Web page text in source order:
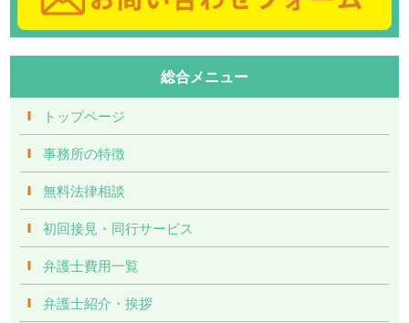
総合メニュー
トップページ
事務所の特徴
無料法律相談
初回接見・同行サービス
弁護士費用一覧
弁護士紹介・挨拶